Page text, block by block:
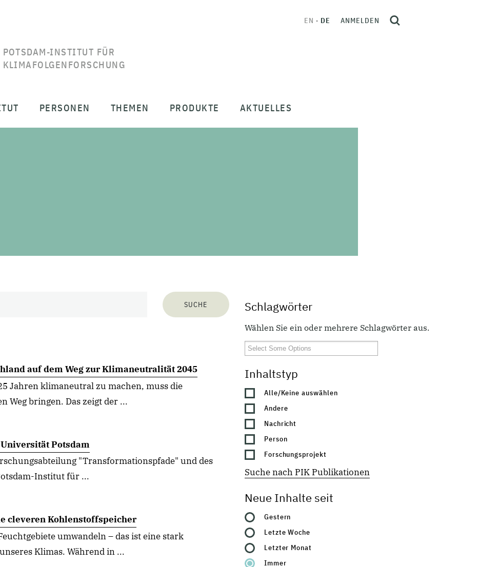
POTSDAM-INSTITUT FÜR
KLIMAFOLGENFORSCHUNG
EN DE ANMELDEN
PERSONEN THEMEN PRODUKTE AKTUELLES
Schlagwörter
Wählen Sie ein oder mehrere Schlagwörter aus.
Inhaltstyp
Alle/Keine auswählen
Andere
Nachricht
Person
Forschungsprojekt
Suche nach PIK Publikationen
Neue Inhalte seit
Gestern
Letzte Woche
Letzter Monat
Immer
auf dem Weg zur Klimaneutralität 2045
Jahren klimaneutral zu machen, muss die
Weg bringen. Das zeigt der ...
Potsdam
"Transformationspfade" und des
Institut für ...
cleveren Kohlenstoffspeicher
umwandeln – das ist eine stark
Klimas. Während in ...